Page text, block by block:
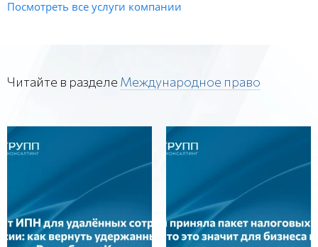
Посмотреть все услуги компании
Читайте в разделе Международное право